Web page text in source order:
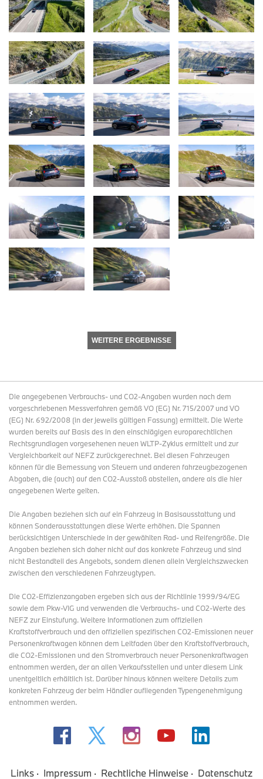
WEITERE ERGEBNISSE
Die angegebenen Verbrauchs- und CO2-Angaben wurden nach dem
vorgeschriebenen Messverfahren gemäß VO (EG) Nr. 715/2007 und VO
(EG) Nr. 692/2008 (in der jeweils gültigen Fassung) ermittelt. Die Werte
wurden bereits auf Basis des in den einschlägigen europarechtlichen
Rechtsgrundlagen vorgesehenen neuen WLTP-Zyklus ermittelt und zur
Vergleichbarkeit auf NEFZ zurückgerechnet. Bei diesen Fahrzeugen
können für die Bemessung von Steuern und anderen fahrzeugbezogenen
Abgaben, die (auch) auf den CO2-Ausstoß abstellen, andere als die hier
angegebenen Werte gelten.
Die Angaben beziehen sich auf ein Fahrzeug in Basisausstattung und
können Sonderausstattungen diese Werte erhöhen. Die Spannen
berücksichtigen Unterschiede in der gewählten Rad- und Reifengröße. Die
Angaben beziehen sich daher nicht auf das konkrete Fahrzeug und sind
nicht Bestandteil des Angebots, sondern dienen allein Vergleichszwecken
zwischen den verschiedenen Fahrzeugtypen.
Die CO2-Effizienzangaben ergeben sich aus der Richtlinie 1999/94/EG
sowie dem Pkw-VIG und verwenden die Verbrauchs- und CO2-Werte des
NEFZ zur Einstufung. Weitere Informationen zum offiziellen
Kraftstoffverbrauch und den offiziellen spezifischen CO2-Emissionen neuer
Personenkraftwagen können dem Leitfaden über den Kraftstoffverbrauch,
die CO2-Emissionen und den Stromverbrauch neuer Personenkraftwagen
entnommen werden, der an allen Verkaufsstellen und unter diesem Link
unentgeltlich erhältlich ist. Darüber hinaus können weitere Details zum
konkreten Fahrzeug der beim Händler aufliegenden Typengenehmigung
entnommen werden.
Links Impressum Rechtliche Hinweise Datenschutz